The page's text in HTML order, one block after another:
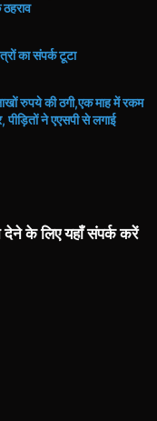
का संपर्क टूटा
रुपये की ठगी,एक माह में रकम
पीड़ितों ने एएसपी से लगाई
देने के लिए यहाँ संपर्क करें